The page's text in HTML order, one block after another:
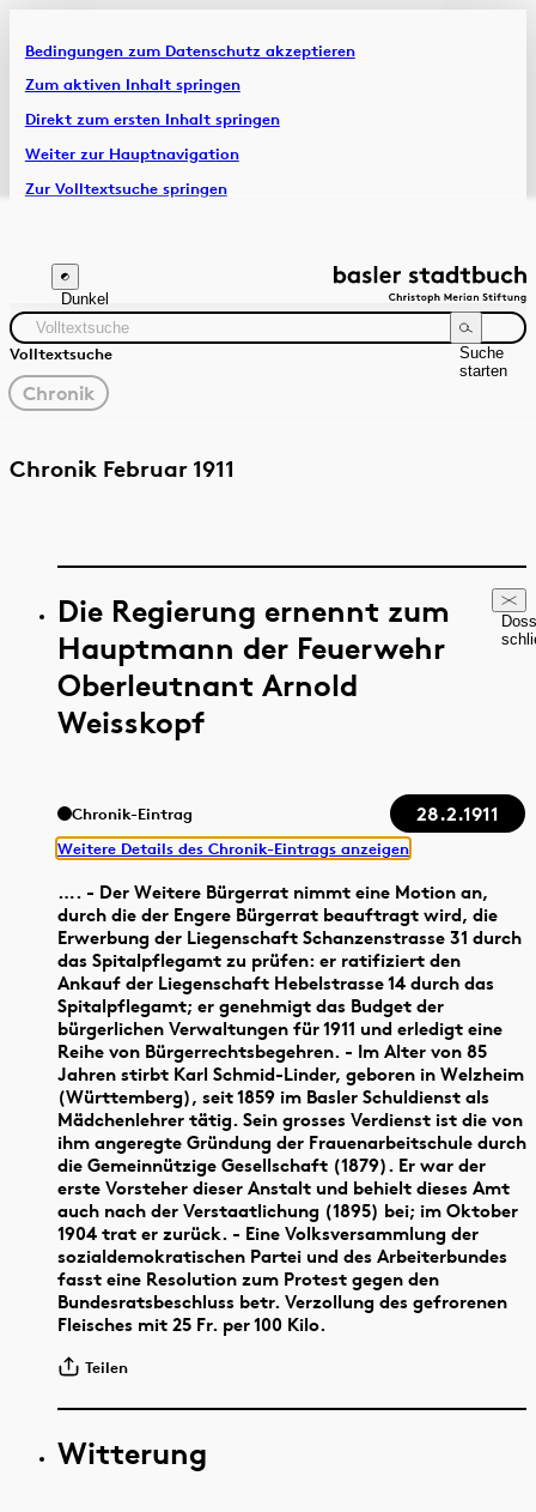
Bedingungen zum Datenschutz akzeptieren
Zum aktiven Inhalt springen
Direkt zum ersten Inhalt springen
Weiter zur Hauptnavigation
Zur Volltextsuche springen
Artikel & Dossiers
Chronik
Dunkel
Volltextsuche
Suche
starten
gewählter
Filter
Chronik
Quelle Zeitraum
Chronik Februar 1911
Die Regierung ernennt zum
Hauptmann der Feuerwehr
Oberleutnant Arnold
Weisskopf
Chronik-Eintrag 28.2.1911
Weitere Details des Chronik-Eintrags anzeigen
…. - Der Weitere Bürgerrat nimmt eine Motion an,
durch die der Engere Bürgerrat beauftragt wird, die
Erwerbung der Liegenschaft Schanzenstrasse 31 durch
das Spitalpflegamt zu prüfen: er ratifiziert den
Ankauf der Liegenschaft Hebelstrasse 14 durch das
Spitalpflegamt; er genehmigt das Budget der
bürgerlichen Verwaltungen für 1911 und erledigt eine
Reihe von Bürgerrechtsbegehren. - Im Alter von 85
Jahren stirbt Karl Schmid-Linder, geboren in Welzheim
(Württemberg), seit 1859 im Basler Schuldienst als
Mädchenlehrer tätig. Sein grosses Verdienst ist die von
ihm angeregte Gründung der Frauenarbeitschule durch
die Gemeinnützige Gesellschaft (1879). Er war der
erste Vorsteher dieser Anstalt und behielt dieses Amt
auch nach der Verstaatlichung (1895) bei; im Oktober
1904 trat er zurück. - Eine Volksversammlung der
sozialdemokratischen Partei und des Arbeiterbundes
fasst eine Resolution zum Protest gegen den
Bundesratsbeschluss betr. Verzollung des gefrorenen
Fleisches mit 25 Fr. per 100 Kilo.
Teilen
Witterung